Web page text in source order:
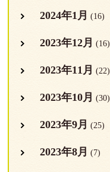
2024年1月 (16)
2023年12月 (16)
2023年11月 (22)
2023年10月 (30)
2023年9月 (25)
2023年8月 (7)